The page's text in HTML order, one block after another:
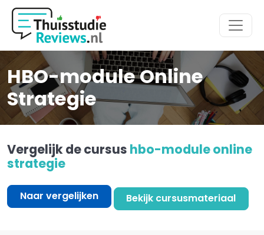
Hoofdmenu
HBO-module Online
Strategie
Vergelijk de cursus hbo-module online
strategie
Naar vergelijken Bekijk cursusmateriaal